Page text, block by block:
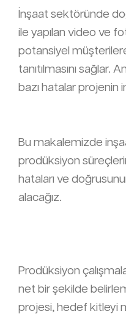
İnşaat sektöründe
ile yapılan video ve
potansiyel
tanıtılmasını sağlar.
bazı hatalar projenin
Bu makalemizde
prodüksiyon
hataları ve
alacağız.
Prodüksiyon
net bir şekilde
projesi, hedef kitleyi